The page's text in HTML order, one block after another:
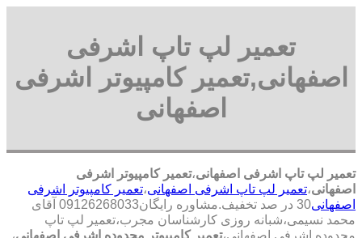
تعمیر لپ تاپ اشرفی
اصفهانی,تعمیر کامپیوتر اشرفی
اصفهانی
تعمیر لپ تاپ اشرفی اصفهانی،تعمیر کامپیوتر اشرفی
اصفهانی،تعمیر لپ تاپ اشرفی اصفهانی،تعمیر کامپیوتر اشرفی
اصفهانی
30 در صد تخفیف.مشاوره رایگان09126268033 آقای
محمد نسیمی،شبانه روزی کارشناسان مجرب،تعمیر لپ تاپ
محدوده اشرفی اصفهانی،تعمیر کامپیوتر محدوده اشرفی اصفهانی،